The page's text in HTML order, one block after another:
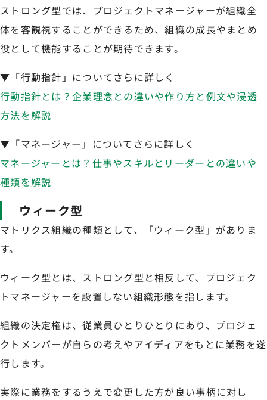
ストロング型では、プロジェクトマネージャーが組織全
体を客観視することができるため、組織の成長やまとめ
役として機能することが期待できます。
▼「行動指針」についてさらに詳しく
行動指針とは？企業理念との違いや作り方と例文や浸透
方法を解説
▼「マネージャー」についてさらに詳しく
マネージャーとは？仕事やスキルとリーダーとの違いや
種類を解説
ウィーク型
マトリクス組織の種類として、「ウィーク型」がありま
す。
ウィーク型とは、ストロング型と相反して、プロジェク
トマネージャーを設置しない組織形態を指します。
組織の決定権は、従業員ひとりひとりにあり、プロジェ
クトメンバーが自らの考えやアイディアをもとに業務を遂
行します。
実際に業務をするうえで変更した方が良い事柄に対し